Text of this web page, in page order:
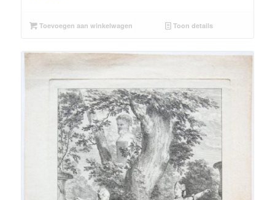
Toevoegen aan winkelwagen Toon details